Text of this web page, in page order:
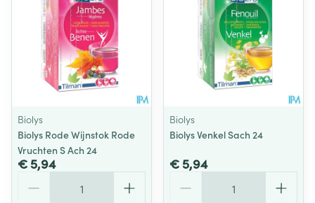
Biolys
Biolys Rode Wijnstok Rode
Vruchten S Ach 24
€ 5,94
Biolys
Biolys Venkel Sach 24
€ 5,94